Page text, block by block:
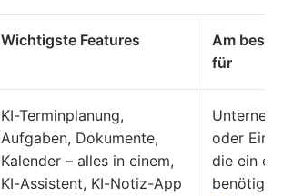
Wichtigste Features
Am
für
KI-Terminplanung,
Aufgaben, Dokumente,
Kalender – alles in einem,
KI-Assistent, KI-Notiz-App
oder
die ein